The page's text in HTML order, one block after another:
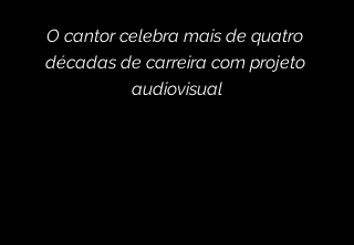
O cantor celebra mais de quatro
décadas de carreira com projeto
audiovisual